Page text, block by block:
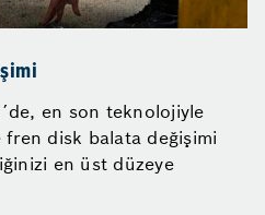
en son teknolojiyle
fren disk balata değişimi
en üst düzeye